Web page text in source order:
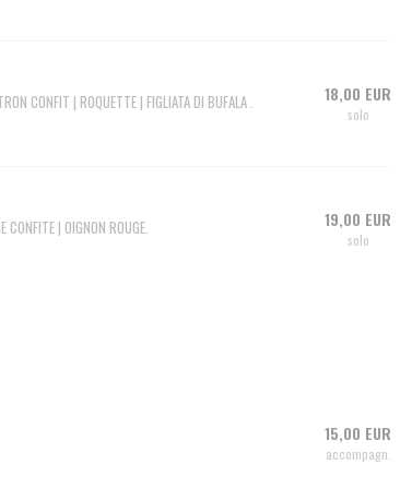
CONFIT | ROQUETTE | FIGLIATA DI BUFALA . 18,00 EUR
solo
| OIGNON ROUGE. 19,00 EUR
solo
15,00 EUR
accompagn.